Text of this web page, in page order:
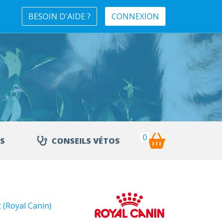
BESOIN D'AIDE ? CONNEXION
CONSEILS VÉTOS 0
Canin)